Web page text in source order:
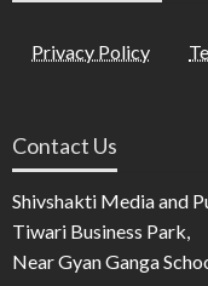
Privacy Policy
Contact Us
Shivshakti Media and
Tiwari Business Park,
Near Gyan Ganga